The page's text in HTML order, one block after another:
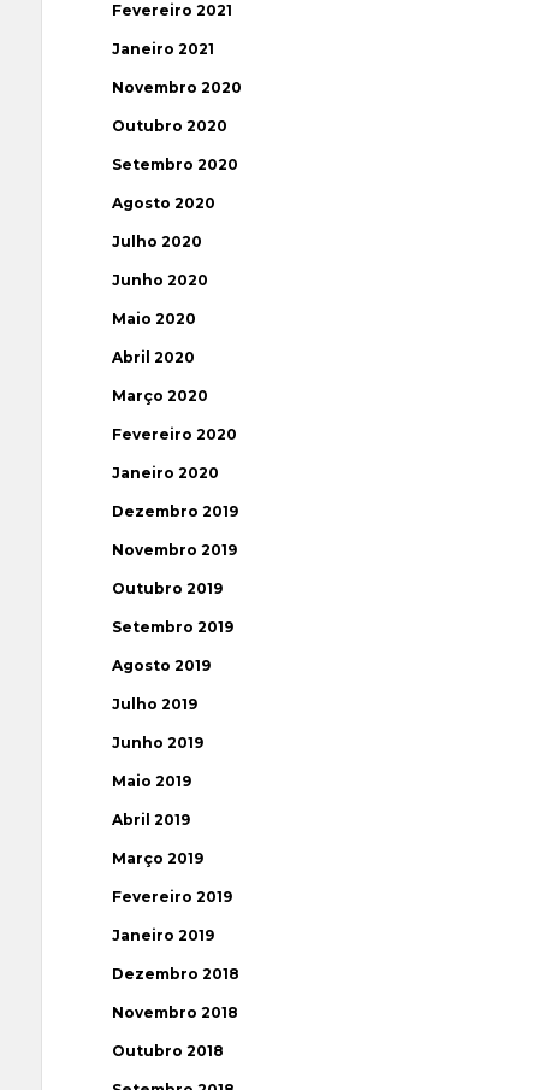
Fevereiro 2021
Janeiro 2021
Novembro 2020
Outubro 2020
Setembro 2020
Agosto 2020
Julho 2020
Junho 2020
Maio 2020
Abril 2020
Março 2020
Fevereiro 2020
Janeiro 2020
Dezembro 2019
Novembro 2019
Outubro 2019
Setembro 2019
Agosto 2019
Julho 2019
Junho 2019
Maio 2019
Abril 2019
Março 2019
Fevereiro 2019
Janeiro 2019
Dezembro 2018
Novembro 2018
Outubro 2018